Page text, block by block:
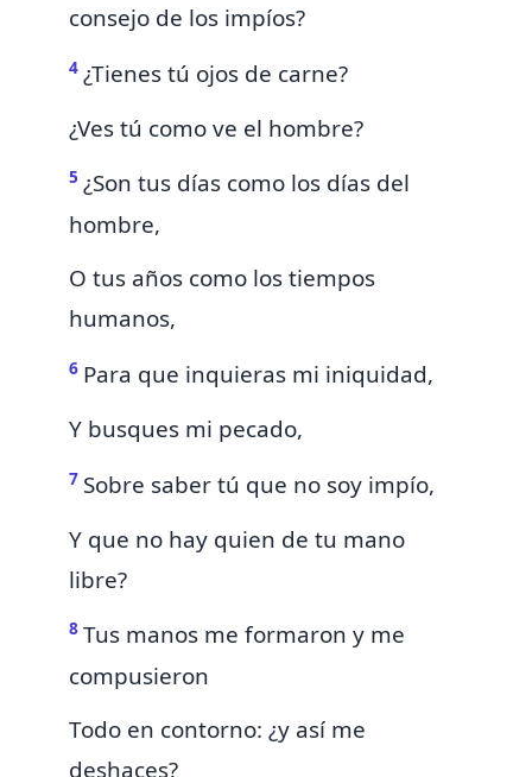
consejo de los impíos?
4 ¿Tienes tú ojos de carne?
¿Ves tú como ve el hombre?
5 ¿Son tus días como los días del
hombre,
O tus años como los tiempos
humanos,
6 Para que inquieras mi iniquidad,
Y busques mi pecado,
7 Sobre saber tú que no soy impío,
Y que no hay quien de tu mano
libre?
8 Tus manos me formaron y me
compusieron
Todo en contorno: ¿y así me
deshaces?